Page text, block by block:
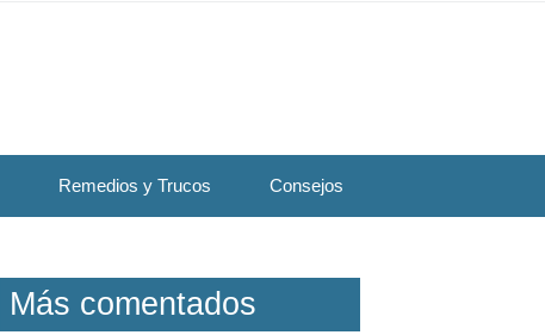
Remedios y Trucos Consejos
Más comentados